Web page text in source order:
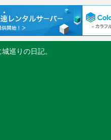
城巡りの日記。